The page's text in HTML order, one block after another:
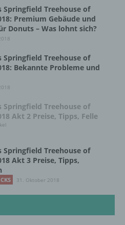
Springfield Treehouse of
Premium Gebäude und
Donuts – Was lohnt sich?
Springfield Treehouse of
Bekannte Probleme und
Springfield Treehouse of
Akt 2 Preise, Tipps, Felle
Springfield Treehouse of
Akt 3 Preise, Tipps,
31. Oktober 2018
in Form
einer sonstigen
Handlung, mit der
zu verstehen gibt, dass
Daten einverstanden
die Verarbeitung
der Datenschutz-
in den Mitgliedstaaten
geltenden
anderer Bestimmungen
Charakter ist die: